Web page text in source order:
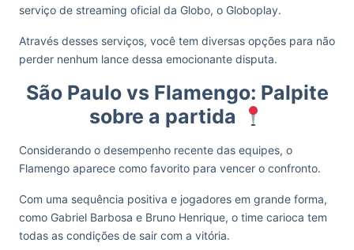
serviço de streaming oficial da Globo, o Globoplay.
Através desses serviços, você tem diversas opções para não
perder nenhum lance dessa emocionante disputa.
São Paulo vs Flamengo: Palpite
sobre a partida
Considerando o desempenho recente das equipes, o
Flamengo aparece como favorito para vencer o confronto.
Com uma sequência positiva e jogadores em grande forma,
como Gabriel Barbosa e Bruno Henrique, o time carioca tem
todas as condições de sair com a vitória.